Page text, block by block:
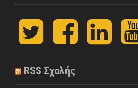
t
i
e
r
F
c
o
L
n
I
RSS Σχολής